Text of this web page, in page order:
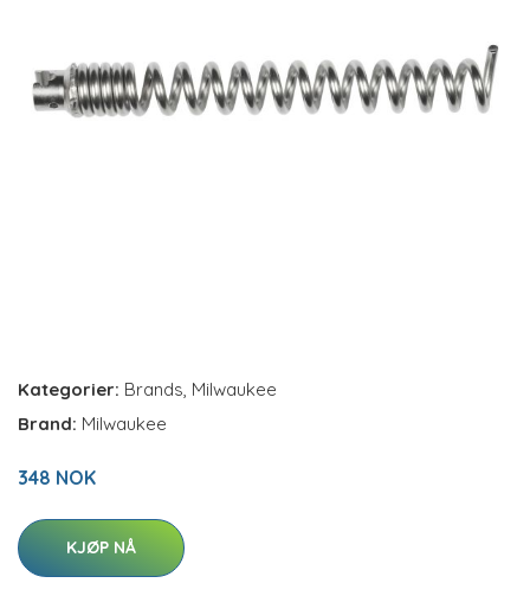
Kategorier: Brands, Milwaukee
Brand: Milwaukee
348 NOK
KJØP NÅ